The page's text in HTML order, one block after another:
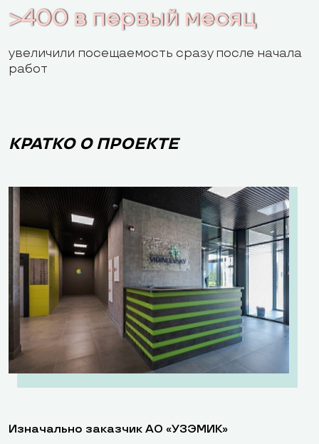
>400 в первый месяц
увеличили посещаемость сразу после начала
работ
КРАТКО О ПРОЕКТЕ
Изначально заказчик АО «УЗЭМИК»